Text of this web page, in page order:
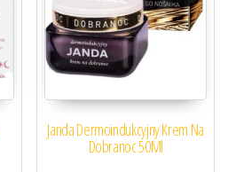
Janda Dermoindukcyjny Krem Na
Dobranoc 50Ml